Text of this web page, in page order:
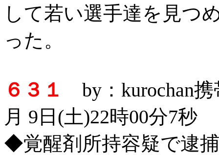
して若い選手達を見つ
った。
６３１
by：kurochan
月 9日(土)22時00分7秒
◆覚醒剤所持容疑で逮